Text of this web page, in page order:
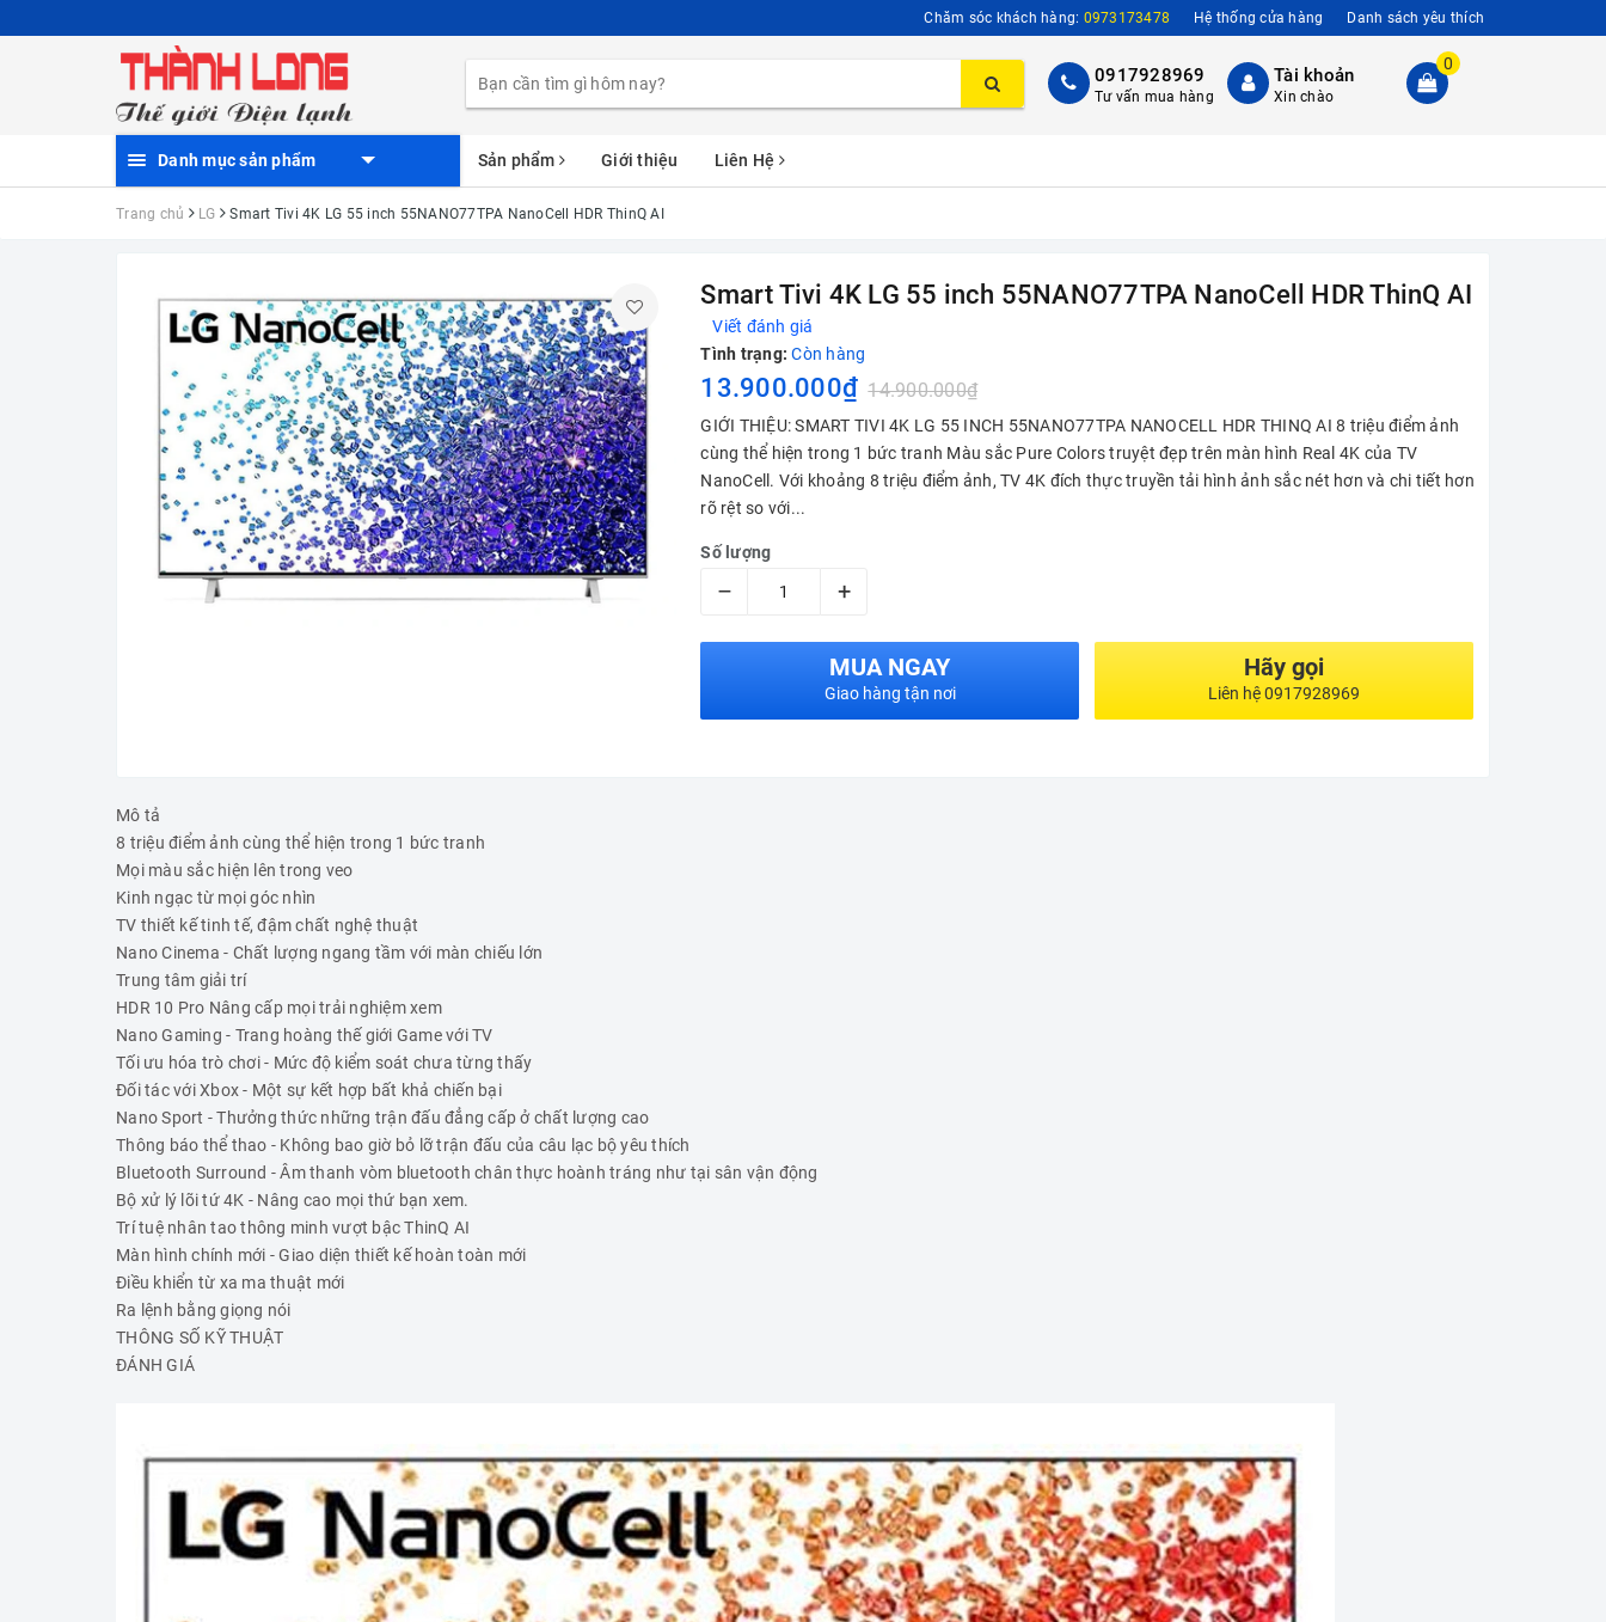
Chăm sóc khách hàng: 0973173478 Hệ thống cửa hàng Danh sách yêu thích
0917928969
Tư vấn mua hàng
Tài khoản
Xin chào
0
Danh mục sản phẩm Sản phẩm Giới thiệu Liên Hệ
Trang chủ LG Smart Tivi 4K LG 55 inch 55NANO77TPA NanoCell HDR ThinQ AI
Smart Tivi 4K LG 55 inch 55NANO77TPA NanoCell HDR ThinQ AI
Viết đánh giá
Tình trạng: Còn hàng
13.900.000₫ 14.900.000₫
GIỚI THIỆU: SMART TIVI 4K LG 55 INCH 55NANO77TPA NANOCELL HDR THINQ AI 8 triệu điểm ảnh
cùng thể hiện trong 1 bức tranh Màu sắc Pure Colors truyệt đẹp trên màn hình Real 4K của TV
NanoCell. Với khoảng 8 triệu điểm ảnh, TV 4K đích thực truyền tải hình ảnh sắc nét hơn và chi tiết hơn
rõ rệt so với...
Số lượng
– +
MUA NGAY
Giao hàng tận nơi
Hãy gọi
Liên hệ 0917928969
Mô tả
8 triệu điểm ảnh cùng thể hiện trong 1 bức tranh
Mọi màu sắc hiện lên trong veo
Kinh ngạc từ mọi góc nhìn
TV thiết kế tinh tế, đậm chất nghệ thuật
Nano Cinema - Chất lượng ngang tầm với màn chiếu lớn
Trung tâm giải trí
HDR 10 Pro Nâng cấp mọi trải nghiệm xem
Nano Gaming - Trang hoàng thế giới Game với TV
Tối ưu hóa trò chơi - Mức độ kiểm soát chưa từng thấy
Đối tác với Xbox - Một sự kết hợp bất khả chiến bại
Nano Sport - Thưởng thức những trận đấu đẳng cấp ở chất lượng cao
Thông báo thể thao - Không bao giờ bỏ lỡ trận đấu của câu lạc bộ yêu thích
Bluetooth Surround - Âm thanh vòm bluetooth chân thực hoành tráng như tại sân vận động
Bộ xử lý lõi tứ 4K - Nâng cao mọi thứ bạn xem.
Trí tuệ nhân tao thông minh vượt bậc ThinQ AI
Màn hình chính mới - Giao diện thiết kế hoàn toàn mới
Điều khiển từ xa ma thuật mới
Ra lệnh bằng giọng nói
THÔNG SỐ KỸ THUẬT
ĐÁNH GIÁ